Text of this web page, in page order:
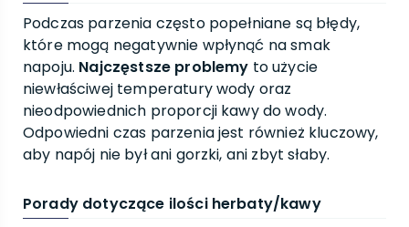
Podczas parzenia często popełniane są błędy,
które mogą negatywnie wpłynąć na smak
napoju. Najczęstsze problemy to użycie
niewłaściwej temperatury wody oraz
nieodpowiednich proporcji kawy do wody.
Odpowiedni czas parzenia jest również kluczowy,
aby napój nie był ani gorzki, ani zbyt słaby.
Porady dotyczące ilości herbaty/kawy